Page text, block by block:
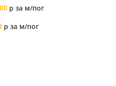
р за м/пог
р за м/пог